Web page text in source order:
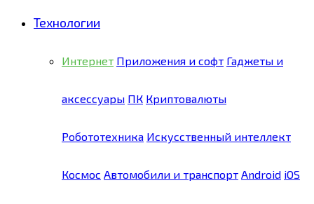
Технологии
Интернет Приложения и софт Гаджеты и
аксессуары ПК Криптовалюты
Робототехника Искусственный интеллект
Космос Автомобили и транспорт Android iOS